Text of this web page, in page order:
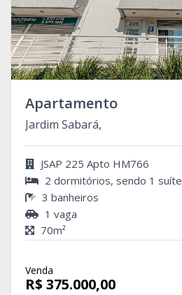
Apartamento
Jardim Sabará,
JSAP 225 Apto HM766
2 dormitórios, sendo 1 suíte
3 banheiros
1 vaga
70m²
Venda
R$ 375.000,00